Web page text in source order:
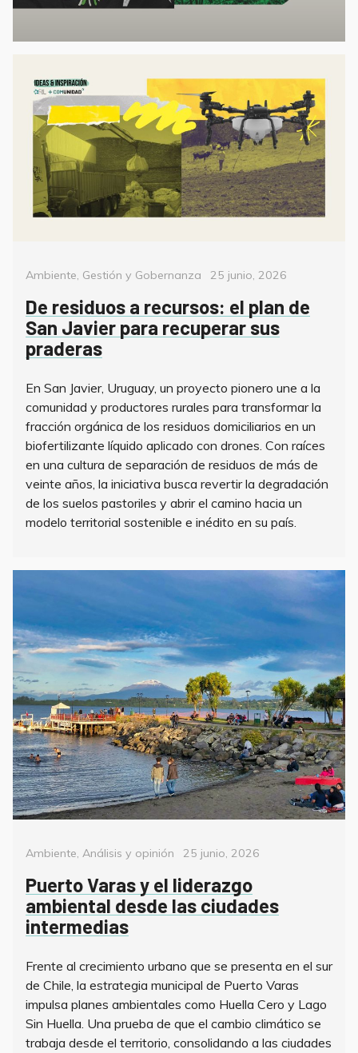
Categorías
Ambiente, Gestión y Gobernanza
Posted
25 junio, 2026
De residuos a recursos: el plan de
San Javier para recuperar sus
praderas
En San Javier, Uruguay, un proyecto pionero une a la
comunidad y productores rurales para transformar la
fracción orgánica de los residuos domiciliarios en un
biofertilizante líquido aplicado con drones. Con raíces
en una cultura de separación de residuos de más de
veinte años, la iniciativa busca revertir la degradación
de los suelos pastoriles y abrir el camino hacia un
modelo territorial sostenible e inédito en su país.
Categorías
Ambiente, Análisis y opinión
Posted
25 junio, 2026
Puerto Varas y el liderazgo
ambiental desde las ciudades
intermedias
Frente al crecimiento urbano que se presenta en el sur
de Chile, la estrategia municipal de Puerto Varas
impulsa planes ambientales como Huella Cero y Lago
Sin Huella. Una prueba de que el cambio climático se
trabaja desde el territorio, consolidando a las ciudades